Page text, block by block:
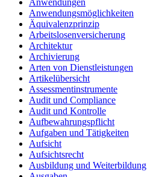
Anwendungen
Anwendungsmöglichkeiten
Äquivalenzprinzip
Arbeitslosenversicherung
Architektur
Archivierung
Arten von Dienstleistungen
Artikelübersicht
Assessmentinstrumente
Audit und Compliance
Audit und Kontrolle
Aufbewahrungspflicht
Aufgaben und Tätigkeiten
Aufsicht
Aufsichtsrecht
Ausbildung und Weiterbildung